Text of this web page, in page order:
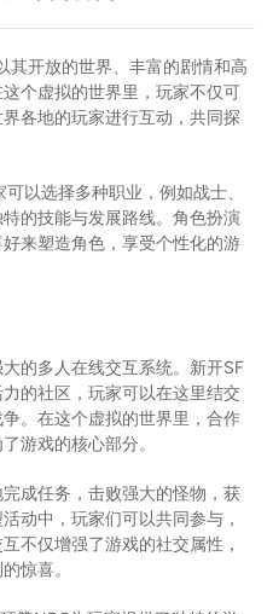
开放的世界、丰富的剧情和高
个虚拟的世界里，玩家不仅可
各地的玩家进行互动，共同探
以选择多种职业，例如战士、
的技能与发展路线。角色扮演
来塑造角色，享受个性化的游
的多人在线交互系统。新开SF
的社区，玩家可以在这里结交
。在这个虚拟的世界里，合作
游戏的核心部分。
成任务，击败强大的怪物，获
动中，玩家们可以共同参与，
不仅增强了游戏的社交属性，
惊喜。